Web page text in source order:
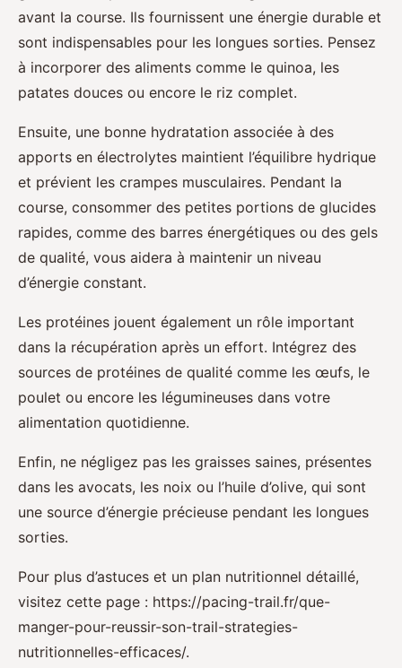
avant la course. Ils fournissent une énergie durable et
sont indispensables pour les longues sorties. Pensez
à incorporer des aliments comme le quinoa, les
patates douces ou encore le riz complet.
Ensuite, une bonne hydratation associée à des
apports en électrolytes maintient l’équilibre hydrique
et prévient les crampes musculaires. Pendant la
course, consommer des petites portions de glucides
rapides, comme des barres énergétiques ou des gels
de qualité, vous aidera à maintenir un niveau
d’énergie constant.
Les protéines jouent également un rôle important
dans la récupération après un effort. Intégrez des
sources de protéines de qualité comme les œufs, le
poulet ou encore les légumineuses dans votre
alimentation quotidienne.
Enfin, ne négligez pas les graisses saines, présentes
dans les avocats, les noix ou l’huile d’olive, qui sont
une source d’énergie précieuse pendant les longues
sorties.
Pour plus d’astuces et un plan nutritionnel détaillé,
visitez cette page : https://pacing-trail.fr/que-
manger-pour-reussir-son-trail-strategies-
nutritionnelles-efficaces/.